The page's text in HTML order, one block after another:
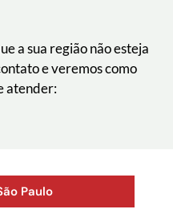
a sua região não esteja
e veremos como
atender:
Paulo